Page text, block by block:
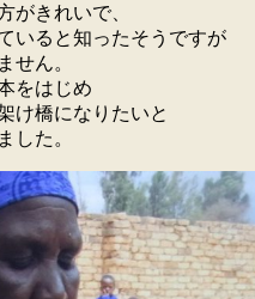
がきれいで、
いると知ったそうですが
せん。
をはじめ
け橋になりたいと
した。